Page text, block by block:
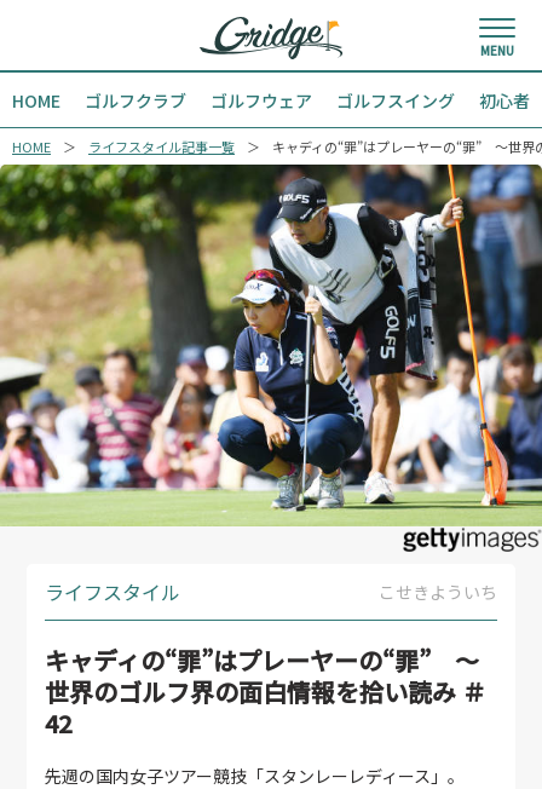
HOME ゴルフクラブ ゴルフウェア ゴルフスイング 初心者
HOME ライフスタイル記事一覧 キャディの“罪”はプレーヤーの“罪” ～世界
ライフスタイル こせきよういち
キャディの“罪”はプレーヤーの“罪” ～
世界のゴルフ界の面白情報を拾い読み ＃
42
先週の国内女子ツアー競技「スタンレーレディース」。